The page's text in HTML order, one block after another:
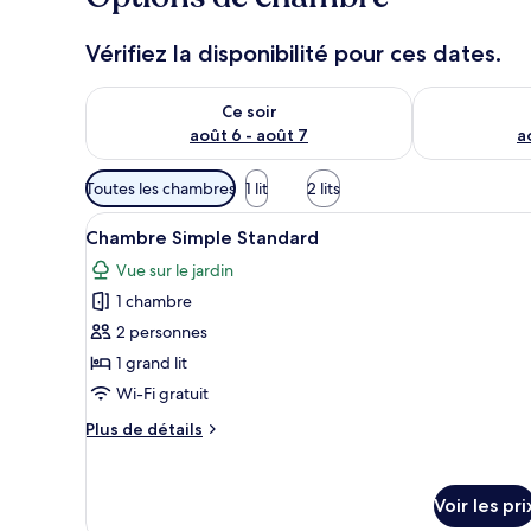
Vérifiez la disponibilité pour ces dates.
Ce soir
août 6 - août 7
Vérifier la disponibilité pour ce soir août 6 - août 7
Vérifier la
Filtres
disponibles
pour
les
chambres
Toutes les chambres 1 lit 2 lits
Afficher
toutes
les
photos
pour
ce
type
chambre :
Standard
Une chambre d’hôtel
5
Chambre Simple Standard
Vue sur le jardin
1 chambre
2 personnes
1 grand lit
Wi-Fi gratuit
Plus de détails
Plus
Voir les